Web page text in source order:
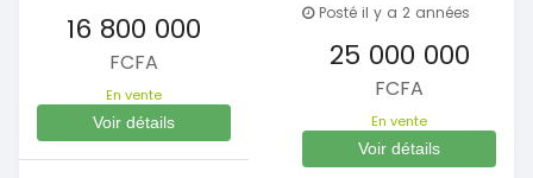
16 800 000
FCFA
En vente
Voir détails
Posté il y a 2 années
25 000 000
FCFA
En vente
Voir détails